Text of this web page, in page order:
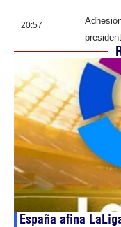
20:57
España afina